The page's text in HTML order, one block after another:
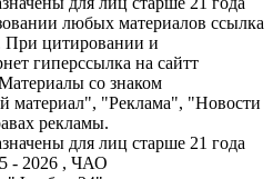
любых материалов ссылка
При цитировании и
гиперссылка на сайтт
со знаком
материал", "Реклама", "Новости
рекламы.
для лиц старше 21 года
- 2026 , ЧАО